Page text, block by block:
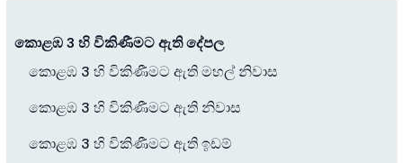
කොළඹ 3 හි විකිණීමට ඇති දේපල
කොළඹ 3 හි විකිණීමට ඇති මහල් නිවාස
කොළඹ 3 හි විකිණීමට ඇති නිවාස
කොළඹ 3 හි විකිණීමට ඇති ඉඩම්